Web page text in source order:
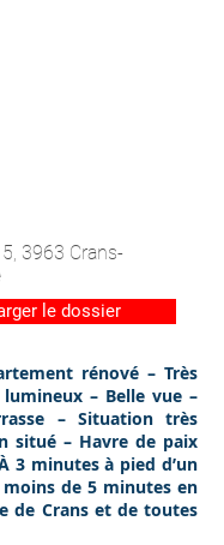
3963 Crans-
le dossier
rénové – Très
– Belle vue –
– Situation très
situé – Havre de paix
3 minutes à pied d’un
de 5 minutes en
de Crans et de toutes